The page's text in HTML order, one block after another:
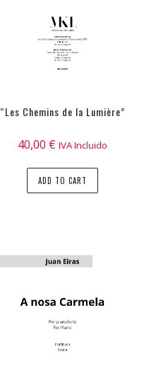
“Les Chemins de la Lumière”
40,00 € IVA Incluido
ADD TO CART